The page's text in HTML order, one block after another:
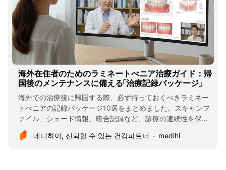
海外在住者のためのラミネートべニア治療ガイド：帰
国後のメンテナンスに備える「治療記録パッケージ」
海外での治療後に帰国する際、必ず持っておくべきラミネー
トべニアの記録パッケージ10選をまとめました。スキャンフ
ァイル、シェード情報、咬合記録など、診療の連続性を保つ
ための必須チェックリストを確認しましょう。
메디하이, 신뢰할 수 있는 건강파트너 medihi